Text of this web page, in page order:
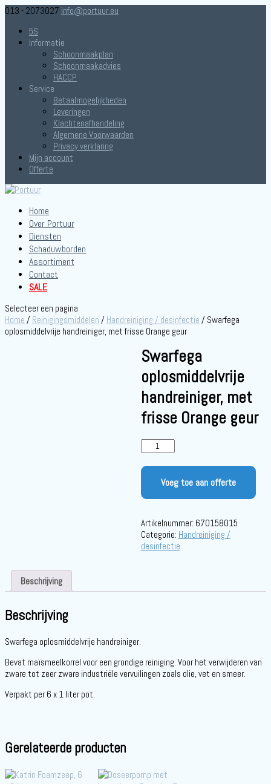
013 - 2073027 info@portuur.eu
5S
Informatie
Schoonmaakplan
Schoonmaakadvies
HACCP
Service
Betaalmogelijkheden
Leveringen
Klachtenafhandeling
Algemene Voorwaarden
Privacy verklaring
Mijn account
Offerte
Home
Over Portuur
Diensten
Schaduwborden
Assortiment
Contact
SALE
Selecteer een pagina
Home / Reinigingsmiddelen / Handreiniging / desinfectie / Swarfega
oplosmiddelvrije handreiniger, met frisse Orange geur
Swarfega
oplosmiddelvrije
handreiniger, met
frisse Orange geur
Swarfega
oplosmiddelvrije
handreiniger,
Orange
aantal
Voeg toe aan offerte
Artikelnummer: 670158015
Categorie: Handreiniging /
desinfectie
Beschrijving
Beschrijving
Swarfega oplosmiddelvrije handreiniger.
Bevat maïsmeelkorrel voor een grondige reiniging. Voor het verwijderen van
zware tot zeer zware industriële vervuilingen zoals olie, vet en smeer.
Verpakt per 6 x 1 liter pot.
Gerelateerde producten